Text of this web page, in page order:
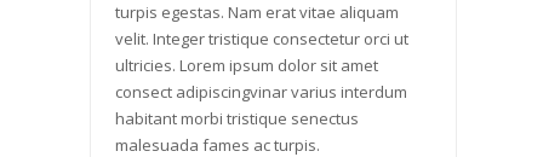
turpis egestas. Nam erat vitae aliquam
velit. Integer tristique consectetur orci ut
ultricies. Lorem ipsum dolor sit amet
consect adipiscingvinar varius interdum
habitant morbi tristique senectus
malesuada fames ac turpis.